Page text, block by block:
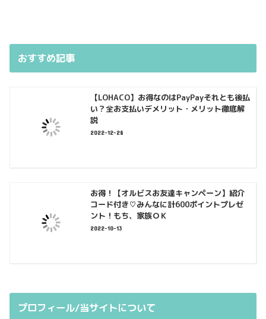
おすすめ記事
【LOHACO】お得なのはPayPayそれとも後払
い？全お支払いデメリット・メリット徹底解
説
2022-12-28
お得！【オルビスお友達キャンペーン】紹介
コード付き♡みんなに計600ポイントプレゼ
ント！もち、家族ＯＫ
2022-10-13
プロフィール/当サイトについて